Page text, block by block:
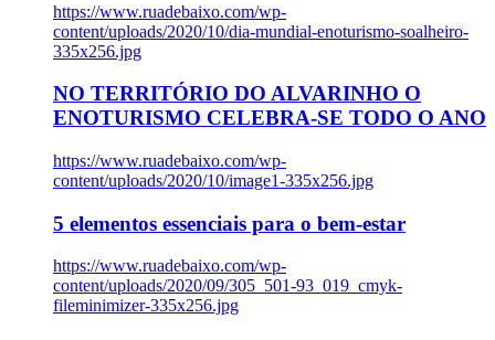
https://www.ruadebaixo.com/wp-
content/uploads/2020/10/dia-mundial-enoturismo-soalheiro-
335x256.jpg
NO TERRITÓRIO DO ALVARINHO O
ENOTURISMO CELEBRA-SE TODO O ANO
https://www.ruadebaixo.com/wp-
content/uploads/2020/10/image1-335x256.jpg
5 elementos essenciais para o bem-estar
https://www.ruadebaixo.com/wp-
content/uploads/2020/09/305_501-93_019_cmyk-
fileminimizer-335x256.jpg